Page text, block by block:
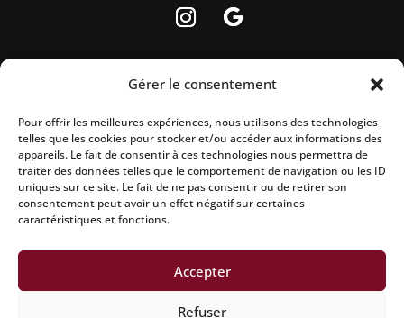
Gérer le consentement
Pour offrir les meilleures expériences, nous utilisons des technologies
telles que les cookies pour stocker et/ou accéder aux informations des
appareils. Le fait de consentir à ces technologies nous permettra de
traiter des données telles que le comportement de navigation ou les ID
uniques sur ce site. Le fait de ne pas consentir ou de retirer son
consentement peut avoir un effet négatif sur certaines
caractéristiques et fonctions.
Accepter
Refuser
La vente d’alcool est strictement interdite
aux mineurs.
L’abus d’alcool est dangereux pour la
santé, à consommer avec modération.
Mentions légales|Politique de confidentialité|